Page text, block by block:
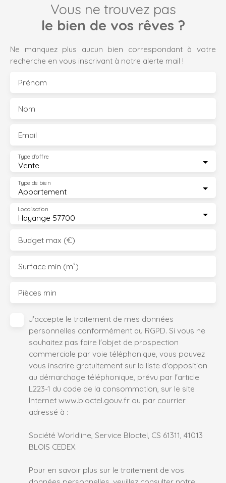
Vous ne trouvez pas
le bien de vos rêves ?
Ne manquez plus aucun bien correspondant à votre
recherche en vous inscrivant à notre alerte mail !
Prénom
Nom
Email
Vente
Type d'offre
Appartement
Type de bien
Hayange 57700
Localisation
Budget max (€)
Surface min (m²)
Pièces min
J'accepte le traitement de mes données
personnelles conformément au RGPD. Si vous ne
souhaitez pas faire l'objet de prospection
commerciale par voie téléphonique, vous pouvez
vous inscrire gratuitement sur la liste d'opposition
au démarchage téléphonique, prévu par l'article
L223-1 du code de la consommation, sur le site
Internet www.bloctel.gouv.fr ou par courrier
adressé à :
Société Worldline, Service Bloctel, CS 61311, 41013
BLOIS CEDEX.
Pour en savoir plus sur le traitement de vos